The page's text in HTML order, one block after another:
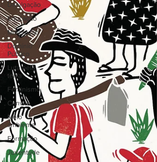
Divulgação
Educação
Mineração
Domínio
Público
Luta pela
terra
Feminismo
Convite
Meio
ambiente
Formação
Juventude